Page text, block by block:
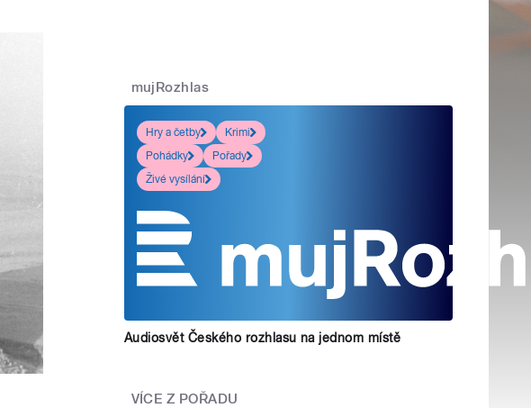
mujRozhlas
Hry a četby
Krimi
Pohádky
Pořady
Živé vysílání
Audiosvět Českého rozhlasu na jednom místě
VÍCE Z POŘADU